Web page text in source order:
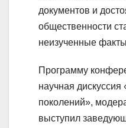
документов и
общественности
неизученные
Программу
научная
поколений»,
выступил